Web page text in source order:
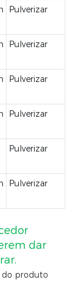
Pulverizar
Pulverizar
Pulverizar
Pulverizar
Pulverizar
Pulverizar
dar
do produto